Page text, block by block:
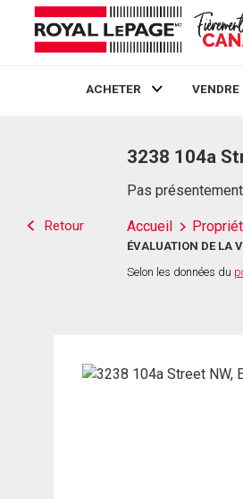
ACHETER VENDRE
Retour
3238 104a
Pas
Accueil
ÉVALUATION DE LA
Selon les données du